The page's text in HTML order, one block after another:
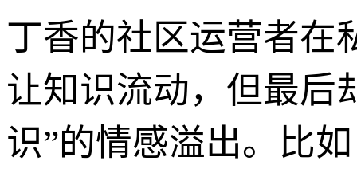
丁香的社区运营者在
让知识流动，但最后
识”的情感溢出。比